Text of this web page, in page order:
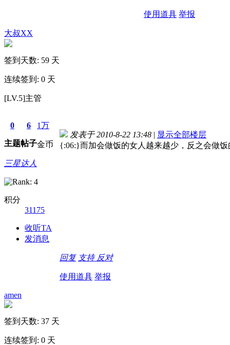
使用道具 举报
大叔XX
签到天数: 59 天
连续签到: 0 天
[LV.5]主管
0
主题
6
帖子
1万
金币
三星达人
积分
31175
收听TA
发消息
发表于 2010-8-22 13:48 | 显示全部楼层
{:06:}而加会做饭的女人越来越少，反之会做
回复 支持 反对
使用道具 举报
amen
签到天数: 37 天
连续签到: 0 天